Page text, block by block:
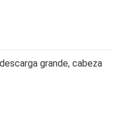
grande, cabeza